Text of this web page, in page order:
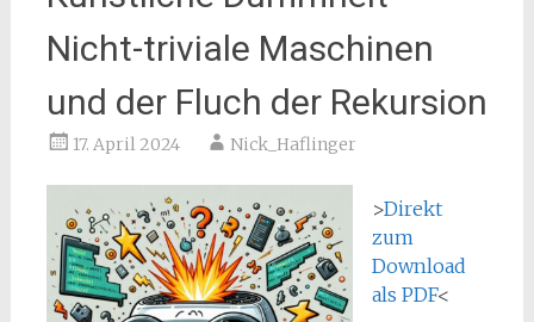
Nicht-triviale Maschinen
und der Fluch der Rekursion
17. April 2024 Nick_Haflinger
>Direkt
zum
Download
als PDF<